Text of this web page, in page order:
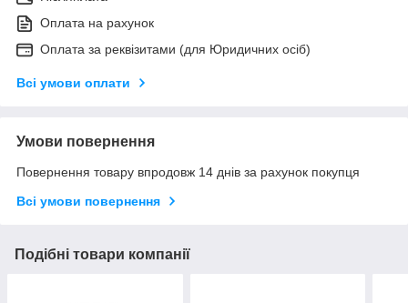
Оплата на рахунок
Оплата за реквізитами (для Юридичних осіб)
Всі умови оплати
Умови повернення
Повернення товару впродовж 14 днів за рахунок покупця
Всі умови повернення
Подібні товари компанії